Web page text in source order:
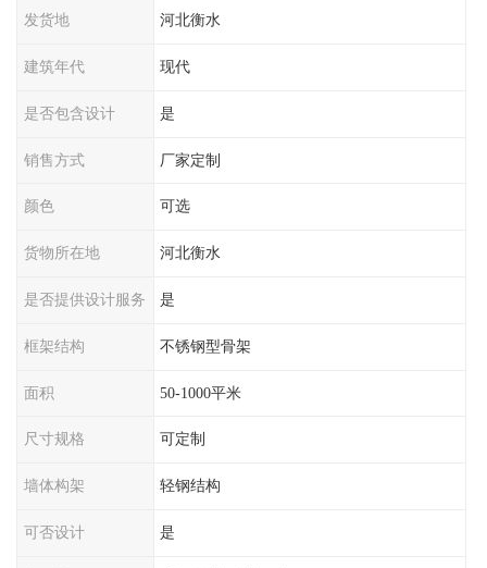
发货地 河北衡水
建筑年代 现代
是否包含设计 是
销售方式 厂家定制
颜色 可选
货物所在地 河北衡水
是否提供设计服务 是
框架结构 不锈钢型骨架
面积 50-1000平米
尺寸规格 可定制
墙体构架 轻钢结构
可否设计 是